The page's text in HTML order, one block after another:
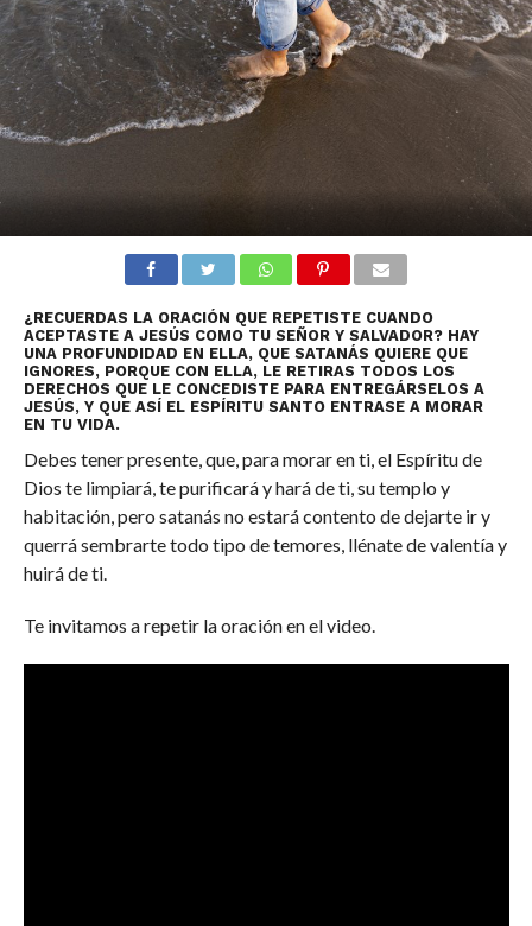
¿RECUERDAS LA ORACIÓN QUE REPETISTE CUANDO
ACEPTASTE A JESÚS COMO TU SEÑOR Y SALVADOR? HAY
UNA PROFUNDIDAD EN ELLA, QUE SATANÁS QUIERE QUE
IGNORES, PORQUE CON ELLA, LE RETIRAS TODOS LOS
DERECHOS QUE LE CONCEDISTE PARA ENTREGÁRSELOS A
JESÚS, Y QUE ASÍ EL ESPÍRITU SANTO ENTRASE A MORAR
EN TU VIDA.
Debes tener presente, que, para morar en ti, el Espíritu de
Dios te limpiará, te purificará y hará de ti, su templo y
habitación, pero satanás no estará contento de dejarte ir y
querrá sembrarte todo tipo de temores, llénate de valentía y
huirá de ti.
Te invitamos a repetir la oración en el video.